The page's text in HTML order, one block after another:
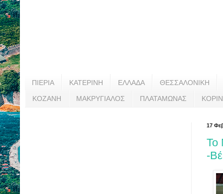
ΠΙΕΡΙΑ ΚΑΤΕΡΙΝΗ ΕΛΛΑΔΑ ΘΕΣΣΑΛΟΝΙΚΗ
ΚΟΖΑΝΗ ΜΑΚΡΥΓΙΑΛΟΣ ΠΛΑΤΑΜΩΝΑΣ
17
Το
-